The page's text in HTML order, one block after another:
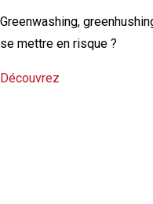
Greenwashing,
se mettre en risque ?
Découvrez